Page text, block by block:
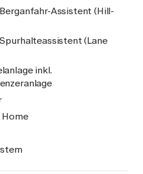
Assistent (Hill-
(Lane
inkl.